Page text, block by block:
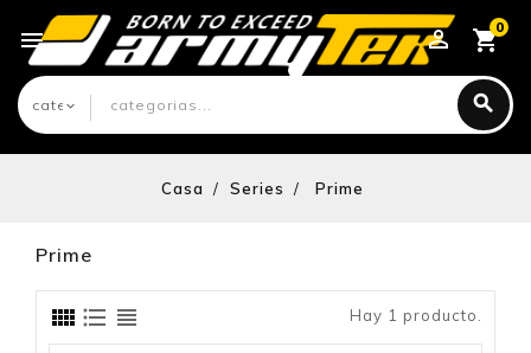
0

Casa Series Prime
Prime
Hay 1 producto.